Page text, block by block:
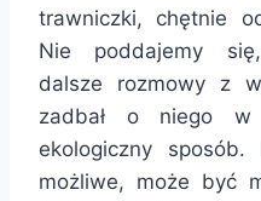
trawniczki, chętnie
Nie poddajemy
dalsze rozmowy z
zadbał o niego w
ekologiczny
możliwe, może być